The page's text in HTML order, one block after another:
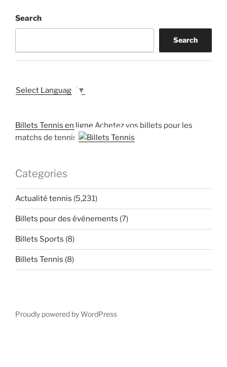
Search
Search
Select Language ▼
Billets Tennis en ligne Achetez vos billets pour les
matchs de tennis
Categories
Actualité tennis (5,231)
Billets pour des événements (7)
Billets Sports (8)
Billets Tennis (8)
Proudly powered by WordPress